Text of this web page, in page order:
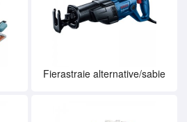
Fierastraie alternative/sabie